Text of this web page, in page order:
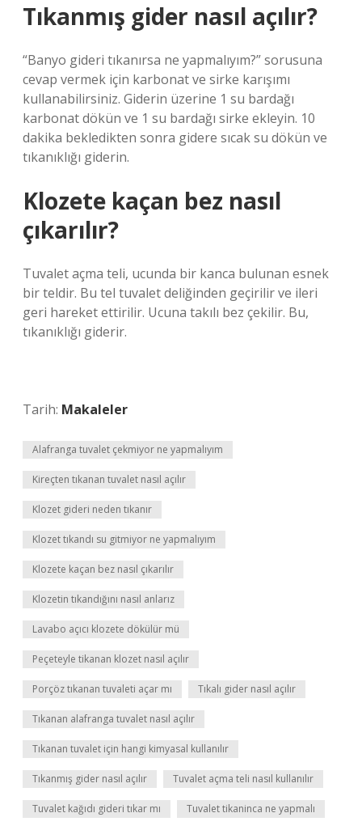
Tıkanmış gider nasıl açılır?
“Banyo gideri tıkanırsa ne yapmalıyım?” sorusuna
cevap vermek için karbonat ve sirke karışımı
kullanabilirsiniz. Giderin üzerine 1 su bardağı
karbonat dökün ve 1 su bardağı sirke ekleyin. 10
dakika bekledikten sonra gidere sıcak su dökün ve
tıkanıklığı giderin.
Klozete kaçan bez nasıl
çıkarılır?
Tuvalet açma teli, ucunda bir kanca bulunan esnek
bir teldir. Bu tel tuvalet deliğinden geçirilir ve ileri
geri hareket ettirilir. Ucuna takılı bez çekilir. Bu,
tıkanıklığı giderir.
Tarih: Makaleler
Alafranga tuvalet çekmiyor ne yapmalıyım
Kireçten tıkanan tuvalet nasıl açılır
Klozet gideri neden tıkanır
Klozet tıkandı su gitmiyor ne yapmalıyım
Klozete kaçan bez nasıl çıkarılır
Klozetin tıkandığını nasıl anlarız
Lavabo açıcı klozete dökülür mü
Peçeteyle tikanan klozet nasıl açılır
Porçöz tıkanan tuvaleti açar mı Tıkalı gider nasıl açılır
Tıkanan alafranga tuvalet nasıl açılır
Tıkanan tuvalet için hangi kimyasal kullanılır
Tıkanmış gider nasıl açılır Tuvalet açma teli nasıl kullanılır
Tuvalet kağıdı gideri tıkar mı Tuvalet tikaninca ne yapmalı